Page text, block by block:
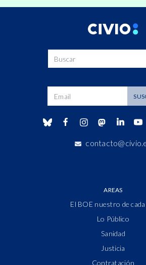
AREAS
El BOE nuestro de cada
Lo Público
Sanidad
Justicia
Contratación